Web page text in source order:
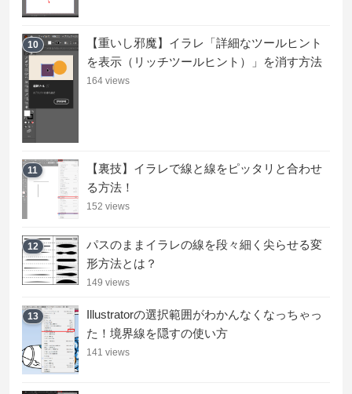
10
【重いし邪魔】イラレ「詳細なツールヒント
を表示（リッチツールヒント）」を消す方法
164 views
11
【裏技】イラレで線と線をピッタリと合わせ
る方法！
152 views
12
パスのままイラレの線を段々細く尖らせる変
形方法とは？
149 views
13
Illustratorの選択範囲がわかんなくなっちゃっ
た！境界線を隠すの使い方
141 views